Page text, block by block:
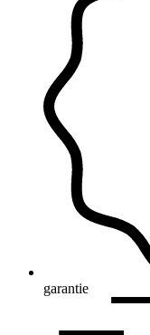
garantie